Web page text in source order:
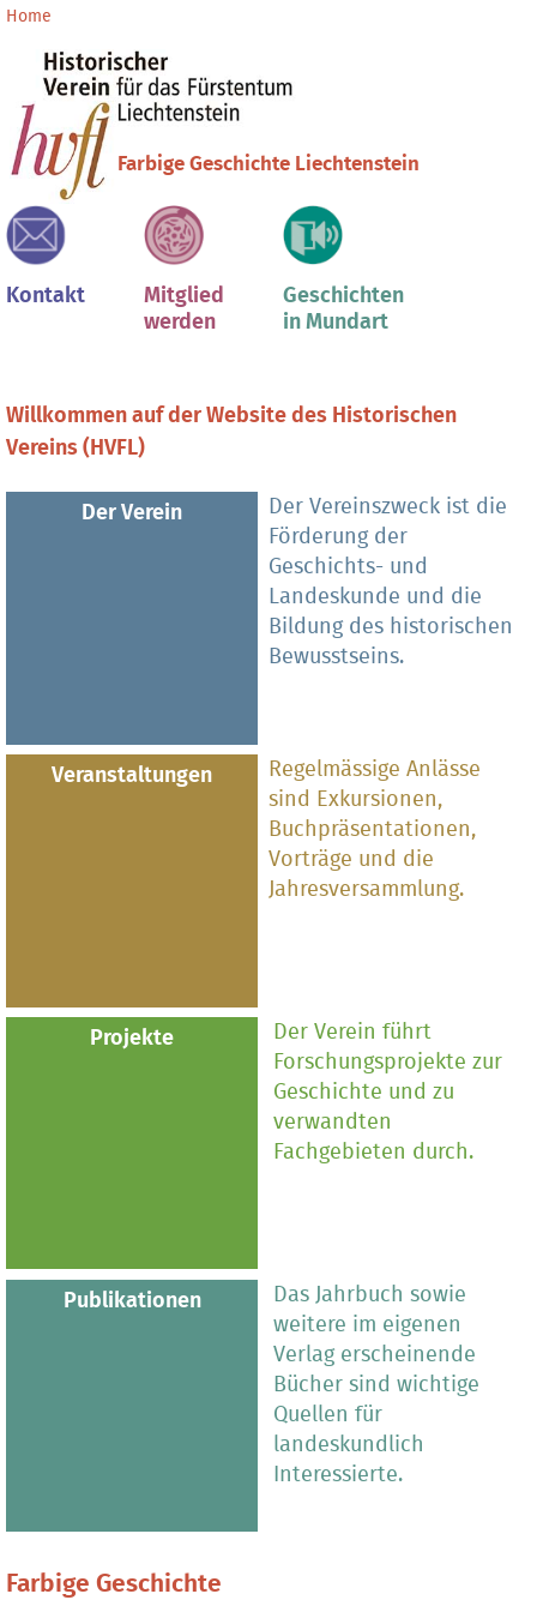
Direkt
Inhalt
Direkt
zur
Navigation
Benutzerspezifische
Home
Farbige Geschichte Liechtenstein
Kontakt
Mitglied
werden
Geschichten
in Mundart
Willkommen auf der Website des Historischen
Vereins (HVFL)
Der Vereinszweck ist die
Förderung der
Geschichts- und
Landeskunde und die
Bildung des historischen
Bewusstseins.
Der Verein
Regelmässige Anlässe
sind Exkursionen,
Buchpräsentationen,
Vorträge und die
Jahresversammlung.
Veranstaltungen
Projekte
Publikationen
Der Verein führt
Forschungsprojekte zur
Geschichte und zu
verwandten
Fachgebieten durch.
Das Jahrbuch sowie
weitere im eigenen
Verlag erscheinende
Bücher sind wichtige
Quellen für
landeskundlich
Interessierte.
Farbige Geschichte